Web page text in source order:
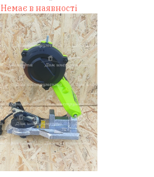
Немає в наявності